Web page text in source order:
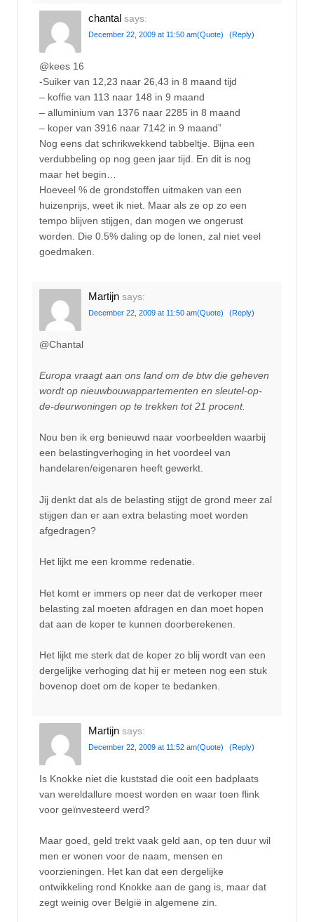
chantal says:
December 22, 2009 at 11:50 am(Quote) (Reply)
@kees 16
-Suiker van 12,23 naar 26,43 in 8 maand tijd
– koffie van 113 naar 148 in 9 maand
– alluminium van 1376 naar 2285 in 8 maand
– koper van 3916 naar 7142 in 9 maand”
Nog eens dat schrikwekkend tabbeltje. Bijna een
verdubbeling op nog geen jaar tijd. En dit is nog
maar het begin…
Hoeveel % de grondstoffen uitmaken van een
huizenprijs, weet ik niet. Maar als ze op zo een
tempo blijven stijgen, dan mogen we ongerust
worden. Die 0.5% daling op de lonen, zal niet veel
goedmaken.
Martijn says:
December 22, 2009 at 11:50 am(Quote) (Reply)
@Chantal
Europa vraagt aan ons land om de btw die geheven
wordt op nieuwbouwappartementen en sleutel-op-
de-deurwoningen op te trekken tot 21 procent.
Nou ben ik erg benieuwd naar voorbeelden waarbij
een belastingverhoging in het voordeel van
handelaren/eigenaren heeft gewerkt.
Jij denkt dat als de belasting stijgt de grond meer zal
stijgen dan er aan extra belasting moet worden
afgedragen?
Het lijkt me een kromme redenatie.
Het komt er immers op neer dat de verkoper meer
belasting zal moeten afdragen en dan moet hopen
dat aan de koper te kunnen doorberekenen.
Het lijkt me sterk dat de koper zo blij wordt van een
dergelijke verhoging dat hij er meteen nog een stuk
bovenop doet om de koper te bedanken.
Martijn says:
December 22, 2009 at 11:52 am(Quote) (Reply)
Is Knokke niet die kuststad die ooit een badplaats
van wereldallure moest worden en waar toen flink
voor geïnvesteerd werd?
Maar goed, geld trekt vaak geld aan, op ten duur wil
men er wonen voor de naam, mensen en
voorzieningen. Het kan dat een dergelijke
ontwikkeling rond Knokke aan de gang is, maar dat
zegt weinig over België in algemene zin.